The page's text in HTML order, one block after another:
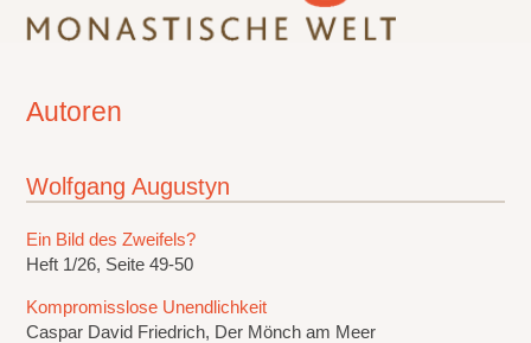
Autoren
Wolfgang Augustyn
Ein Bild des Zweifels?
Heft 1/26, Seite 49-50
Kompromisslose Unendlichkeit
Caspar David Friedrich, Der Mönch am Meer